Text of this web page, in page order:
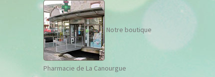
Notre boutique
Pharmacie de La Canourgue